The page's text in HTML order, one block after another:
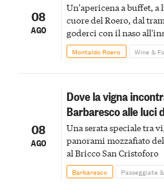
08
AGO
Un'apericena a buffet, a
cuore del Roero, dal
goderci con il naso
Montaldo Roero Wine &
08
AGO
Dove la vigna
Barbaresco alle luci
Una serata speciale tra
panorami mozzafiato
al Bricco San Cristoforo
Barbaresco Passeggiate